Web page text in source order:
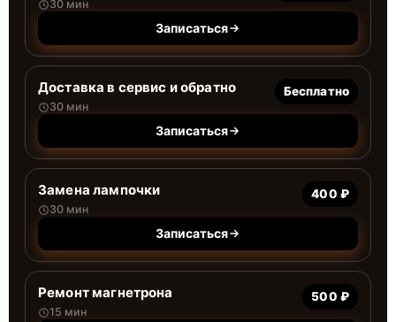
30 мин
Записаться
Доставка в сервис и обратно
30 мин
Бесплатно
Записаться
Замена лампочки
30 мин
400 ₽
Записаться
Ремонт магнетрона
15 мин
500 ₽